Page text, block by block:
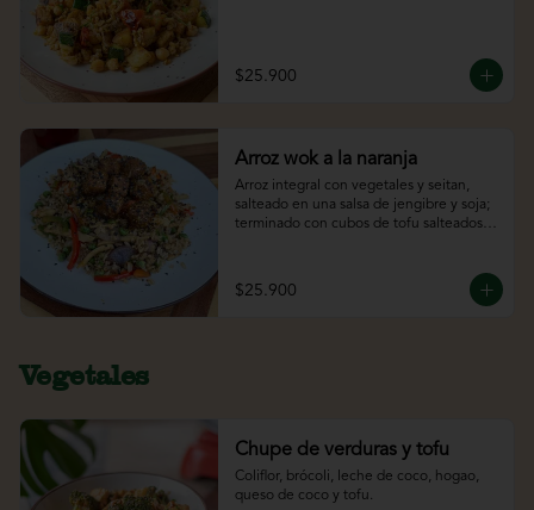
$25.900
Arroz wok a la naranja
Arroz integral con vegetales y seitan,
salteado en una salsa de jengibre y soja;
terminado con cubos de tofu salteados
$25.900
Vegetales
Chupe de verduras y tofu
Coliflor, brócoli, leche de coco, hogao,
queso de coco y tofu.